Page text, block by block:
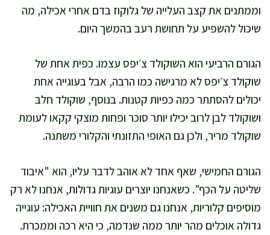
וממתנים את קצב העלייה של גלוקוז בדם אחרי אכילה, מה
שיכול להשפיע על תחושת רעב בהמשך היום.
הגורם הרביעי הוא השוקולד צ׳יפס עצמו. כפית אחת של
שוקולד צ׳יפס לא מרגישה כמו הרבה, אבל בעוגייה אחת
יכולים להסתתר כמה כפיות קטנות. בנוסף, שוקולד חלב
ושוקולד לבן לרוב יכילו יותר סוכר ופחות מוצקי קקאו לעומת
שוקולד מריר, ולכן גם האופי התזונתי והקלורי משתנה.
הגורם החמישי, שאף אחד לא אוהב לדבר עליו, הוא "איבוד
שליטה על הכף". כשאנחנו יוצרים עוגיות גדולות, אנחנו לא רק
מוסיפים קלוריות, אנחנו גם משנים את חוויית האכילה: עוגייה
גדולה אוכלים מהר יותר ממה שנדמה, כי היא רכה וממכרת.